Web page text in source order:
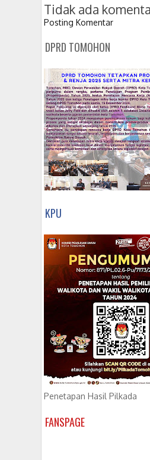
Tidak ada
Posting Komentar
DPRD TOMOHON
KPU
Penetapan Hasil Pilkada
FANSPAGE